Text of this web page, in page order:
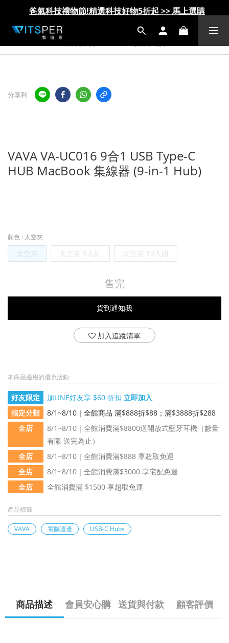
爸氣科技禮物節!精選科技好物5折起 >> 馬上選購
爸氣科技禮物節!精選科技好物5折起 >> 馬上選購
分享到
VAVA VA-UC016 9合1 USB Type-C
HUB MacBook 集線器 (9-in-1 Hub)
顏色 : 太空灰
太空灰 太空灰 5入組 太空灰 10入組
售完
貨到通知我
加入追蹤清單
本商品適用的優惠活動
好友限定 加LINE好友享 $60 折扣 立即加入
指定分類
8/1~8/10｜全館商品 滿$888折$88；滿$3888折$288
全店
8/1~8/10｜全館消費滿$8800送開放式藍牙耳機（數量
有限 送完為止）
全店
8/1~8/10｜全館消費滿$888 享超取免運
全店
8/1~8/10｜全館消費滿$3000 享宅配免運
全店
全館消費滿 $1500 享超取免運
產品標籤
VAVA 電腦週邊 USB-C Hubs
商品描述 會員安心購 送貨與付款 顧客評價